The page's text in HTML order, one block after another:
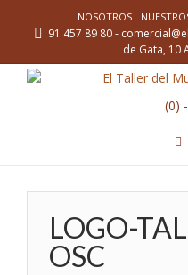
NOSOTROS
91 457 89 80 -
de Gata, 10
(0)
LOGO-
OSC